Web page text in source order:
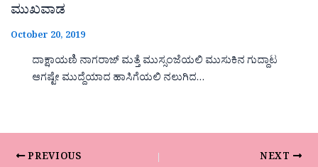
ಮುಖವಾಡ
October 20, 2019
ದಾಕ್ಷಾಯಣಿ ನಾಗರಾಜ್ ಮತ್ತೆ ಮುಸ್ಸಂಜೆಯಲಿ ಮುಸುಕಿನ ಗುದ್ದಾಟ
ಆಗಷ್ಟೇ ಮುದ್ದೆಯಾದ ಹಾಸಿಗೆಯಲಿ ನಲುಗಿದ…
PREVIOUS NEXT